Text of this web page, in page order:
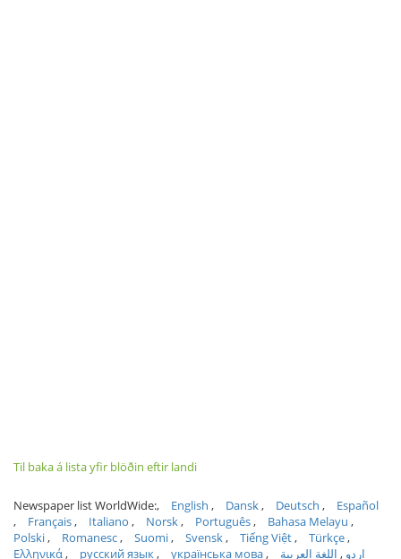
Til baka á lista yfir blöðin eftir landi
Newspaper list WorldWide: English Dansk Deutsch
Español
Français
Italiano Norsk Português
Bahasa Melayu
Polski
Romanesc Suomi Svensk Tiếng Việt
Türkçe
Ελληνικά
русский язык українська мова اردو اللغة العربية